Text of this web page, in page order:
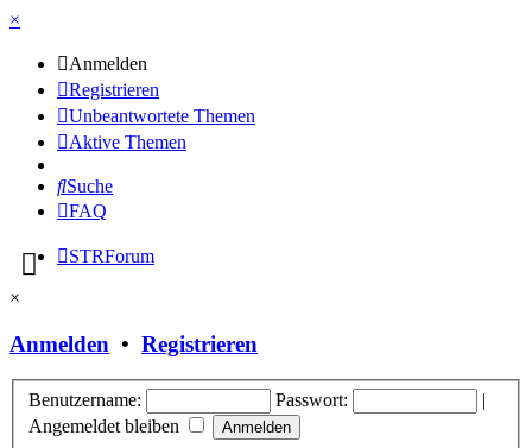
×
Anmelden
Registrieren
Unbeantwortete Themen
Aktive Themen
Suche
FAQ
STRForum
×
Anmelden • Registrieren
Benutzername: Passwort:
|
Angemeldet bleiben